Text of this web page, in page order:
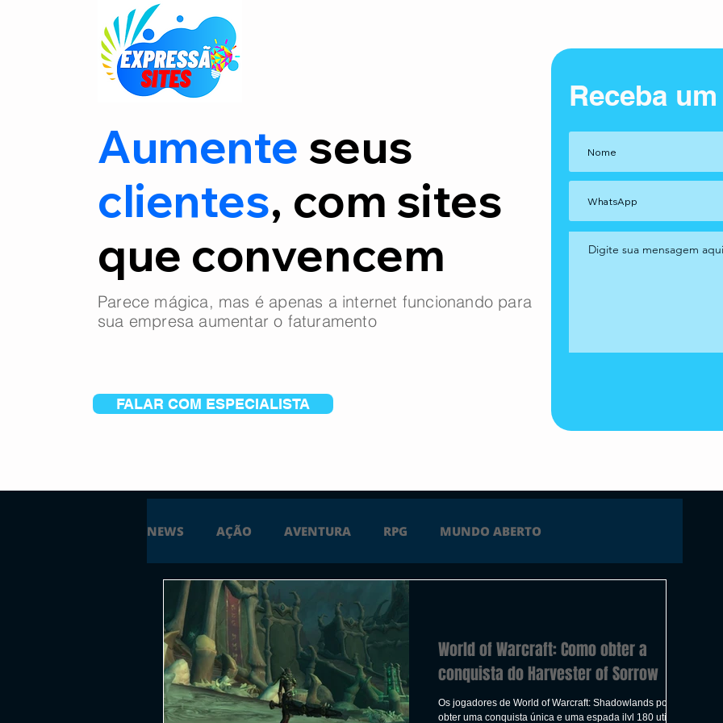
Aumente seus
clientes, com sites
que convencem
Parece mágica, mas é apenas a internet funcionando para
sua empresa aumentar o faturamento
FALAR COM ESPECIALISTA
Receba
NEWS AÇÃO AVENTURA RPG MUNDO ABERTO
ESTRATÉGIA SIMULAÇÃO
PS5 XBOX ONE XBOX SERIES X ÚLTIMAS TRAILER
World of Warcraft: Como obter a
conquista do Harvester of Sorrow
Os jogadores de World of Warcraft: Shadowlands podem
obter uma conquista única e uma espada ilvl 180 utilizável